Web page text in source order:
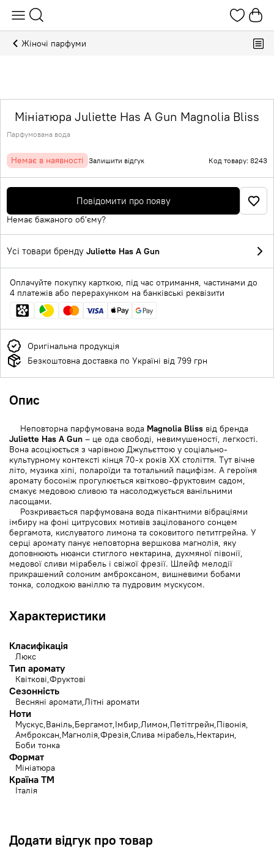
Жіночі парфуми
Мініатюра Juliette Has A Gun Magnolia Bliss
Парфумована вода
Немає в наявності Залишити відгук Код товару: 8243
Повідомити про появу
Немає бажаного об'єму?
Усі товари бренду Juliette Has A Gun
Оплачуйте покупку карткою, під час отримання, частинами до
4 платежів або перерахунком на банківські реквізити
Оригінальна продукція
Безкоштовна доставка по Україні від 799 грн
Опис
Неповторна парфумована вода Magnolia Bliss від бренда
Juliette Has A Gun – це ода свободі, невимушеності, легкості.
Вона асоціюється з чарівною Джульєттою у соціально-
культурному контексті кінця 70-х років ХХ століття. Тут вічне
літо, музика хіпі, полароїди та тотальний пацифізм. А героїня
аромату босоніж прогулюється квітково-фруктовим садом,
смакує медовою сливою та насолоджується ванільними
ласощами.
Розкривається парфумована вода пікантними вібраціями
імбиру на фоні цитрусових мотивів зацілованого сонцем
бергамота, кислуватого лимона та соковитого петитгрейна. У
серці аромату панує неповторна вершкова магнолія, яку
доповнюють нюанси стиглого нектарина, духмяної півонії,
медової сливи мірабель і свіжої фрезії. Шлейф мелодії
прикрашений солоним амброксаном, вишневими бобами
тонка, солодкою ваніллю та пудровим мускусом.
Характеристики
Класифікація
Люкс
Тип аромату
Квіткові Фруктові
Сезонність
Весняні аромати Літні аромати
Ноти
Мускус Ваніль Бергамот Імбир Лимон Петітгрейн Півонія
Амброксан Магнолія Фрезія Слива мірабель Нектарин
Боби тонка
Формат
Мініатюра
Країна ТМ
Італія
Додати відгук про товар